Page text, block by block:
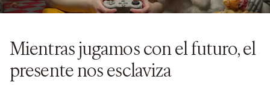
Mientras jugamos con el futuro, el
presente nos esclaviza